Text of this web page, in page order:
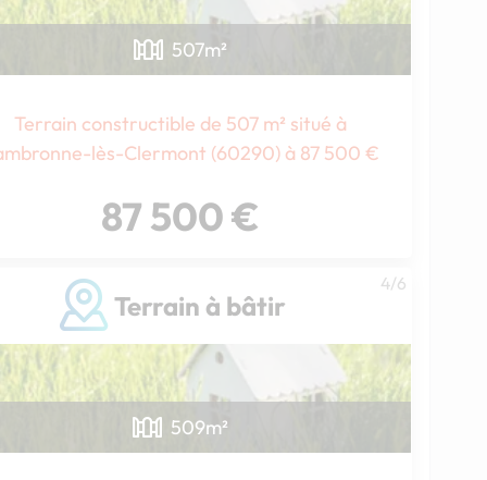
Chargement...
507m²
Terrain constructible de 507 m² situé à
lès-Clermont (60290) à 87 500 €
87 500 €
Terrain à bâtir
4/6
509m²